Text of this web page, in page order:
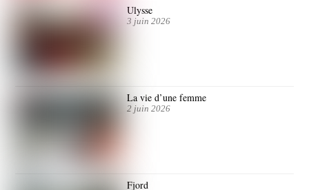
Ulysse
3 juin 2026
La vie d’une femme
2 juin 2026
Fjord